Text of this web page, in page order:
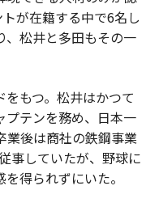
が在籍する中で6名し
、松井と多田もその一
もつ。松井はかつて
プテンを務め、日本一
業後は商社の鉄鋼事業
事していたが、野球に
得られずにいた。